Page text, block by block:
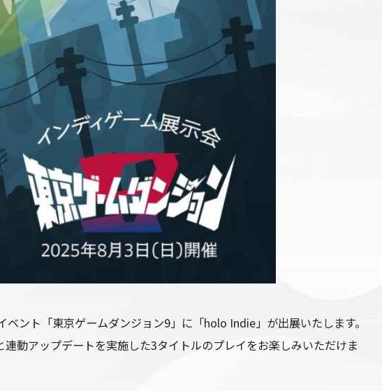
ント「東京ゲームダンジョン9」に「holo Indie」が出展いたします。
動アップデートを実施した3タイトルのプレイをお楽しみいただけま